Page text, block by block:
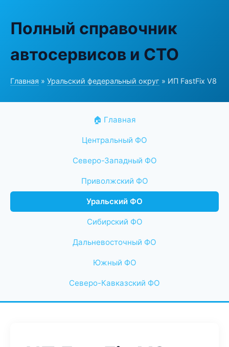
Полный справочник
автосервисов и СТО
Главная » Уральский федеральный округ » ИП FastFix V8
🏠 Главная
Центральный ФО
Северо-Западный ФО
Приволжский ФО
Уральский ФО
Сибирский ФО
Дальневосточный ФО
Южный ФО
Северо-Кавказский ФО